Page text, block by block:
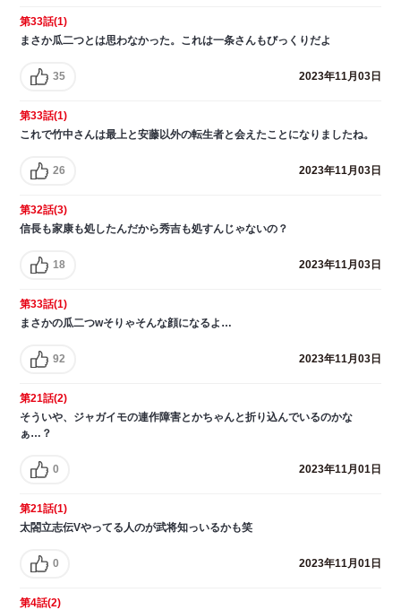
第33話(1)
まさか瓜二つとは思わなかった。これは一条さんもびっくりだよ
35 2023年11月03日
第33話(1)
これで竹中さんは最上と安藤以外の転生者と会えたことになりましたね。
26 2023年11月03日
第32話(3)
信長も家康も処したんだから秀吉も処すんじゃないの？
18 2023年11月03日
第33話(1)
まさかの瓜二つwそりゃそんな顔になるよ…
92 2023年11月03日
第21話(2)
そういや、ジャガイモの連作障害とかちゃんと折り込んでいるのかな
ぁ…？
0 2023年11月01日
第21話(1)
太閤立志伝Vやってる人のが武将知っいるかも笑
0 2023年11月01日
第4話(2)